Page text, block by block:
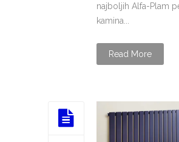
najboljih Alfa-Plam
kamina...
Read More